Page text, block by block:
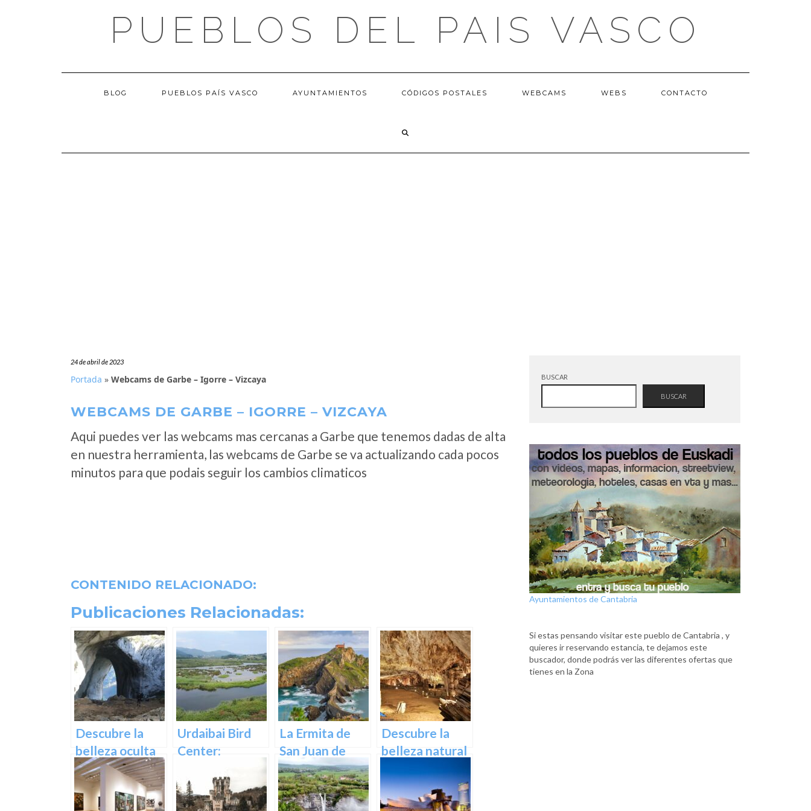
PUEBLOS DEL PAIS VASCO
BLOG PUEBLOS PAÍS VASCO AYUNTAMIENTOS CÓDIGOS POSTALES WEBCAMS WEBS CONTACTO
24 de abril de 2023
Portada » Webcams de Garbe – Igorre – Vizcaya
WEBCAMS DE GARBE – IGORRE – VIZCAYA
Aqui puedes ver las webcams mas cercanas a Garbe que tenemos dadas de alta
en nuestra herramienta, las webcams de Garbe se va actualizando cada pocos
minutos para que podais seguir los cambios climaticos
CONTENIDO RELACIONADO:
Publicaciones Relacionadas:
Descubre la
belleza oculta
de Guipuzcoa
en las Cuevas
de Oñati
Urdaibai Bird
Center:
vida de las aves
en plena
La Ermita de
San Juan de
Gaztelugatxe:
Historia, Ruta y
Experiencia
Descubre la
belleza natural
de Pozalagua:
Información y
BUSCAR
BUSCAR
Ayuntamientos de Cantabria
Si estas pensando visitar este pueblo de Cantabria , y
quieres ir reservando estancia, te dejamos este
buscador, donde podrás ver las diferentes ofertas que
tienes en la Zona